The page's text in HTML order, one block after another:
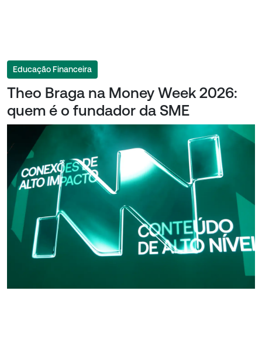
Educação Financeira
Theo Braga na Money Week 2026:
quem é o fundador da SME